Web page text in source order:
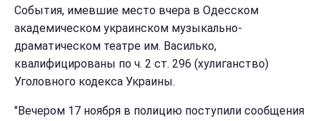
События, имевшие место вчера в Одесском
академическом украинском музыкально-
драматическом театре им. Василько,
квалифицированы по ч. 2 ст. 296 (хулиганство)
Уголовного кодекса Украины.
"Вечером 17 ноября в полицию поступили сообщения